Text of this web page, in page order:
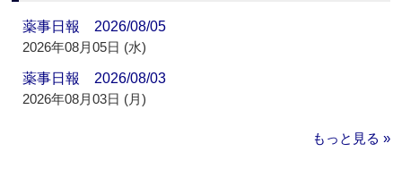
薬事日報 2026/08/05
2026年08月05日 (水)
薬事日報 2026/08/03
2026年08月03日 (月)
もっと見る »